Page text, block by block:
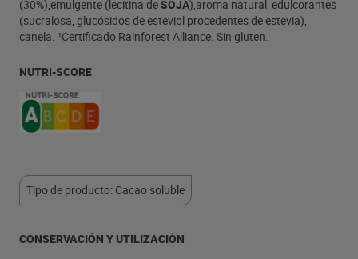
(30%),emulgente (lecitina deSOJA),aroma natural, edulcorantes
(sucralosa, glucósidos de esteviol procedentes de estevia),
canela. ¹Certificado Rainforest Alliance. Sin gluten.
NUTRI-SCORE
Tipo de producto: Cacao soluble
CONSERVACIÓN Y UTILIZACIÓN